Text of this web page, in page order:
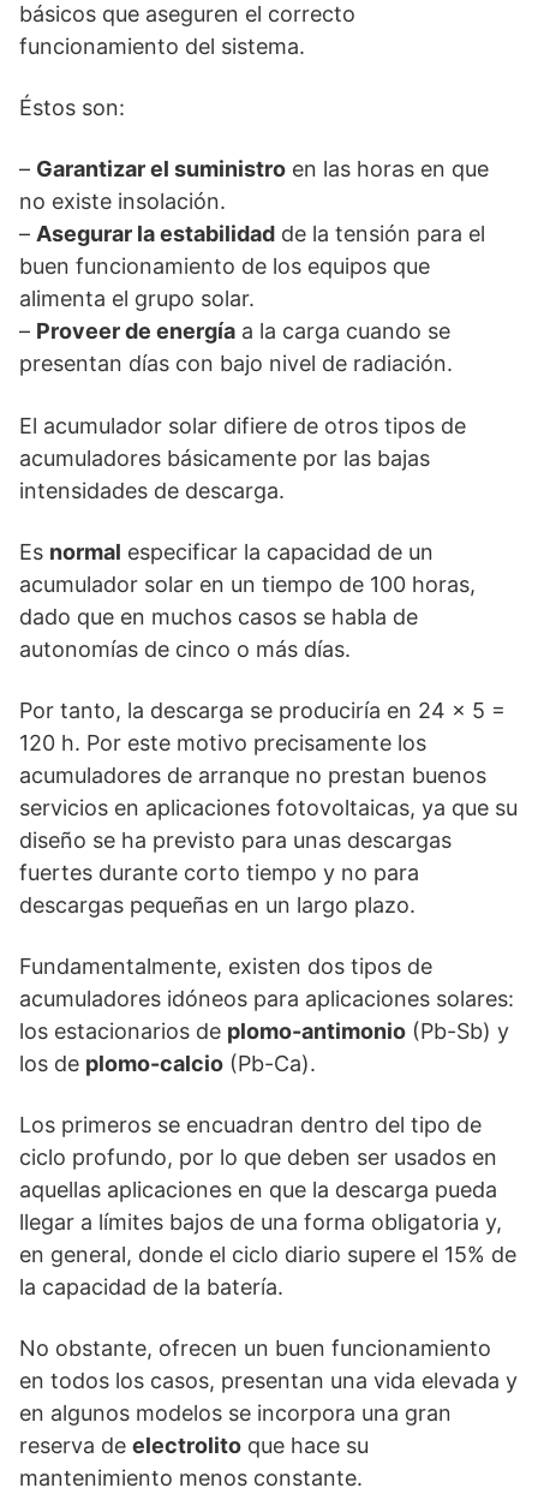
básicos que aseguren el correcto
funcionamiento del sistema.
Éstos son:
– Garantizar el suministro en las horas en que
no existe insolación.
– Asegurar la estabilidad de la tensión para el
buen funcionamiento de los equipos que
alimenta el grupo solar.
– Proveer de energía a la carga cuando se
presentan días con bajo nivel de radiación.
El acumulador solar difiere de otros tipos de
acumuladores básicamente por las bajas
intensidades de descarga.
Es normal especificar la capacidad de un
acumulador solar en un tiempo de 100 horas,
dado que en muchos casos se habla de
autonomías de cinco o más días.
Por tanto, la descarga se produciría en 24 x 5 =
120 h. Por este motivo precisamente los
acumuladores de arranque no prestan buenos
servicios en aplicaciones fotovoltaicas, ya que su
diseño se ha previsto para unas descargas
fuertes durante corto tiempo y no para
descargas pequeñas en un largo plazo.
Fundamentalmente, existen dos tipos de
acumuladores idóneos para aplicaciones solares:
los estacionarios de plomo-antimonio (Pb-Sb) y
los de plomo-calcio (Pb-Ca).
Los primeros se encuadran dentro del tipo de
ciclo profundo, por lo que deben ser usados en
aquellas aplicaciones en que la descarga pueda
llegar a límites bajos de una forma obligatoria y,
en general, donde el ciclo diario supere el 15% de
la capacidad de la batería.
No obstante, ofrecen un buen funcionamiento
en todos los casos, presentan una vida elevada y
en algunos modelos se incorpora una gran
reserva de electrolito que hace su
mantenimiento menos constante.